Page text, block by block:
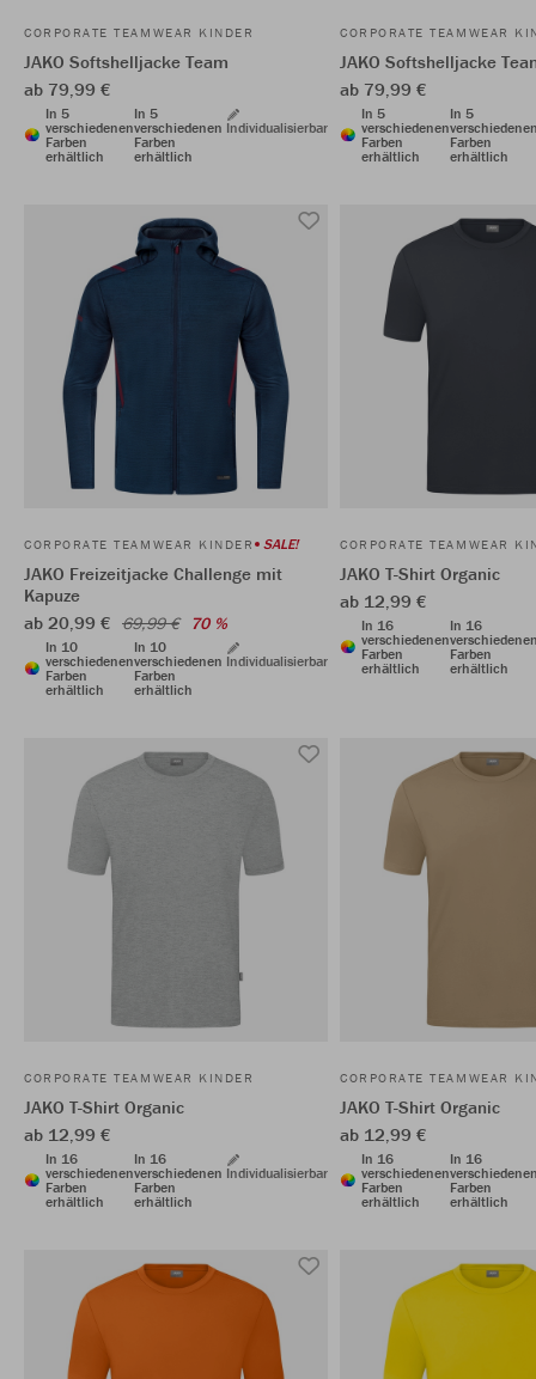
CORPORATE TEAMWEAR KINDER
JAKO Softshelljacke Team
ab 79,99 €
In 5
verschiedenen
Farben
erhältlich
In 5
verschiedenen
Farben
erhältlich
Individualisierbar
CORPORATE TEAMWEAR
JAKO Softshelljacke
ab 79,99 €
In 5
verschiedenen
Farben
erhältlich
In 5
Farben
erhältlich
CORPORATE TEAMWEAR KINDER SALE!
JAKO Freizeitjacke Challenge mit
Kapuze
ab 20,99 € 69,99 € 70 %
In 10
verschiedenen
Farben
erhältlich
In 10
verschiedenen
Farben
erhältlich
Individualisierbar
CORPORATE TEAMWEAR
JAKO T-Shirt Organic
ab 12,99 €
In 16
verschiedenen
Farben
erhältlich
In 16
Farben
erhältlich
CORPORATE TEAMWEAR KINDER
JAKO T-Shirt Organic
ab 12,99 €
In 16
verschiedenen
Farben
erhältlich
In 16
verschiedenen
Farben
erhältlich
Individualisierbar
CORPORATE TEAMWEAR
JAKO T-Shirt Organic
ab 12,99 €
In 16
verschiedenen
Farben
erhältlich
In 16
Farben
erhältlich